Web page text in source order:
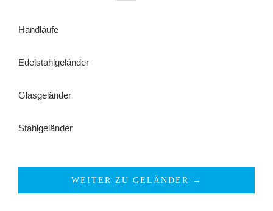
Handläufe
Edelstahlgeländer
Glasgeländer
Stahlgeländer
WEITER ZU GELÄNDER →